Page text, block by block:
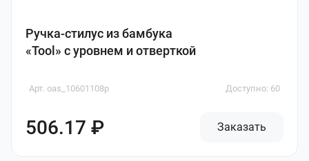
Ручка-стилус из бамбука
«Tool» с уровнем и отверткой
Арт. oas_10601108p Доступно: 60
506.17 ₽ Заказать